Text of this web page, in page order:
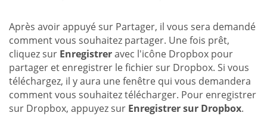
Après avoir appuyé sur Partager, il vous sera demandé
comment vous souhaitez partager. Une fois prêt,
cliquez sur Enregistreravec l'icône Dropbox pour
partager et enregistrer le fichier sur Dropbox. Si vous
téléchargez, il y aura une fenêtre qui vous demandera
comment vous souhaitez télécharger. Pour enregistrer
sur Dropbox, appuyez sur Enregistrer sur Dropbox.